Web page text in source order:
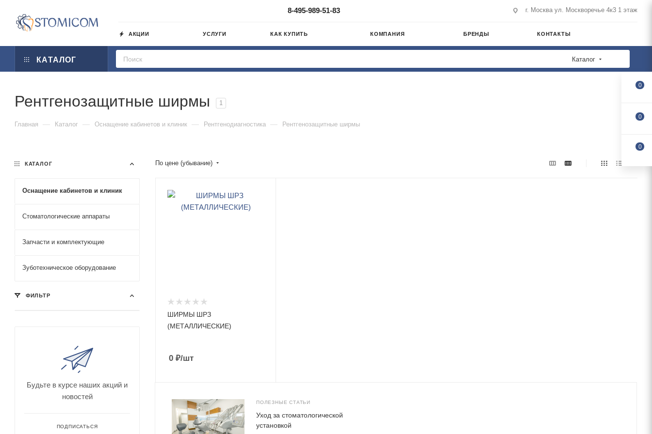
8-495-989-51-83 г. Москва ул. Москворечье 4к3 1 этаж
АКЦИИ УСЛУГИ КАК КУПИТЬ КОМПАНИЯ БРЕНДЫ КОНТАКТЫ
КАТАЛОГ Каталог
Рентгенозащитные ширмы 1
Главная — Каталог — Оснащение кабинетов и клиник — Рентгенодиагностика — Рентгенозащитные ширмы
По цене (убывание)
ШИРМЫ ШРЗ
(МЕТАЛЛИЧЕСКИЕ)
0 ₽/шт
ПОЛЕЗНЫЕ СТАТЬИ
Уход за стоматологической
установкой
КАТАЛОГ
Оснащение кабинетов и клиник
Стоматологические аппараты
Запчасти и комплектующие
Зуботехническое оборудование
ФИЛЬТР
Будьте в курсе наших акций и
новостей
ПОДПИСАТЬСЯ
0
0
0